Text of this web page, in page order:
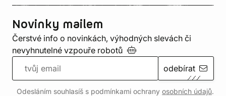
Novinky mailem
Čerstvé info o novinkách, výhodných slevách či
nevyhnutelné vzpouře robotů
odebírat
Odesláním souhlasíš s podmínkami ochrany osobních údajů.